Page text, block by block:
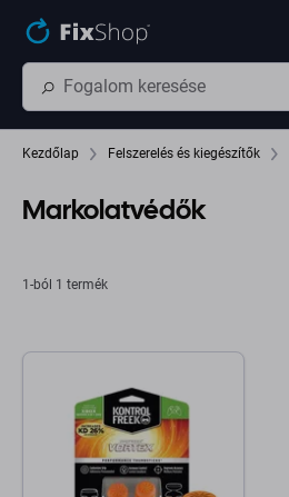
Kezdőlap Felszerelés és kiegészítők
Markolatvédők
1-ból 1 termék